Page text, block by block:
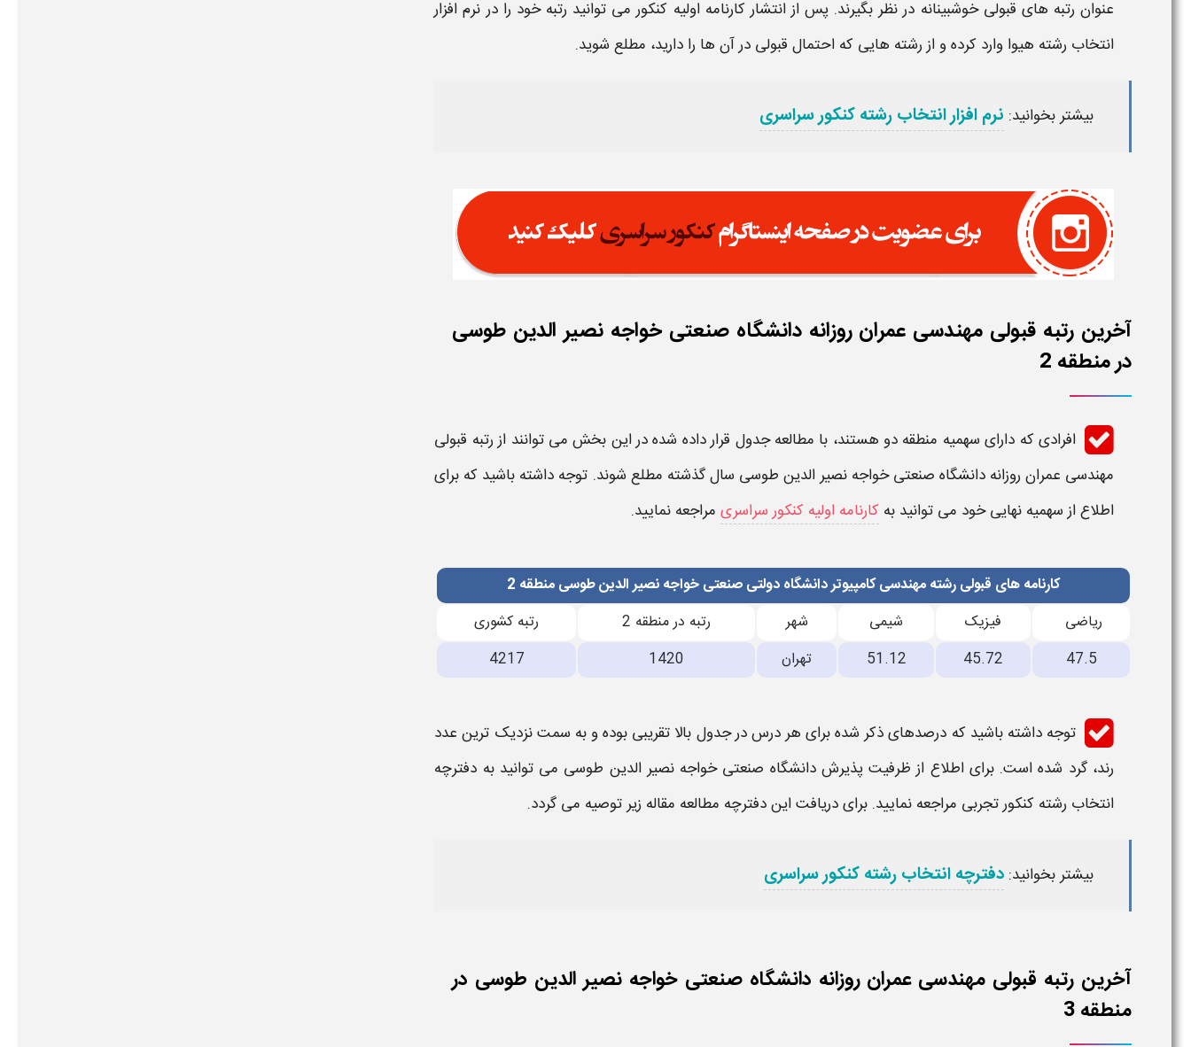
عنوان رتبه های قبولیخوشبینانه در نظر بگیرند. پس از انتشار کارنامه اولیه کنکور می توانید رتبهخود را در نرم افزار
انتخاب رشته هیوا وارد کرده و از رشته هایی که احتمال قبولی در آن ها را دارید، مطلع شوید.
بیشتر بخوانید: نرم افزار انتخاب رشته کنکور سراسری
آخرین رتبه قبولی مهندسی عمران روزانه دانشگاه صنعتی خواجه نصیر الدین طوسی
در منطقه 2
افرادی که دارای سهمیه منطقه دو هستند، با مطالعه جدول قرار داده شده در این بخش می توانند ازرتبه قبولی
مهندسی عمران​​​ روزانه دانشگاه صنعتی خواجه نصیر الدین طوسی سال گذشته مطلع شوند. توجه داشته باشید که برای
اطلاع از سهمیه نهایی خود می توانید به کارنامه اولیه کنکور سراسری مراجعه نمایید.
کارنامه های قبولی رشته مهندسی کامپیوتر دانشگاه دولتی صنعتی خواجه نصیر الدین طوسی منطقه 2
رياضی
فیزیک شیمی شهر رتبه در منطقه 2
رتبه کشوری
47.5
45.72
51.12 تهران 1420
4217
توجه داشته باشید که درصدهای ذکر شده برای هر درس در جدول بالا تقریبی بوده و به سمت نزدیک ترین عدد
رند، گرد شده است. برای اطلاع از ظرفیت پذیرشدانشگاه صنعتی خواجه نصیر الدین طوسی می توانید به دفترچه
انتخاب رشته کنکور تجربی مراجعه نمایید. برای دریافت این دفترچه مطالعه مقاله زیر توصیه می گردد.
بیشتر بخوانید: دفترچه انتخاب رشته کنکور سراسری
آخرین رتبه قبولی مهندسی عمران روزانه دانشگاه صنعتی خواجه نصیر الدین طوسی در
منطقه 3